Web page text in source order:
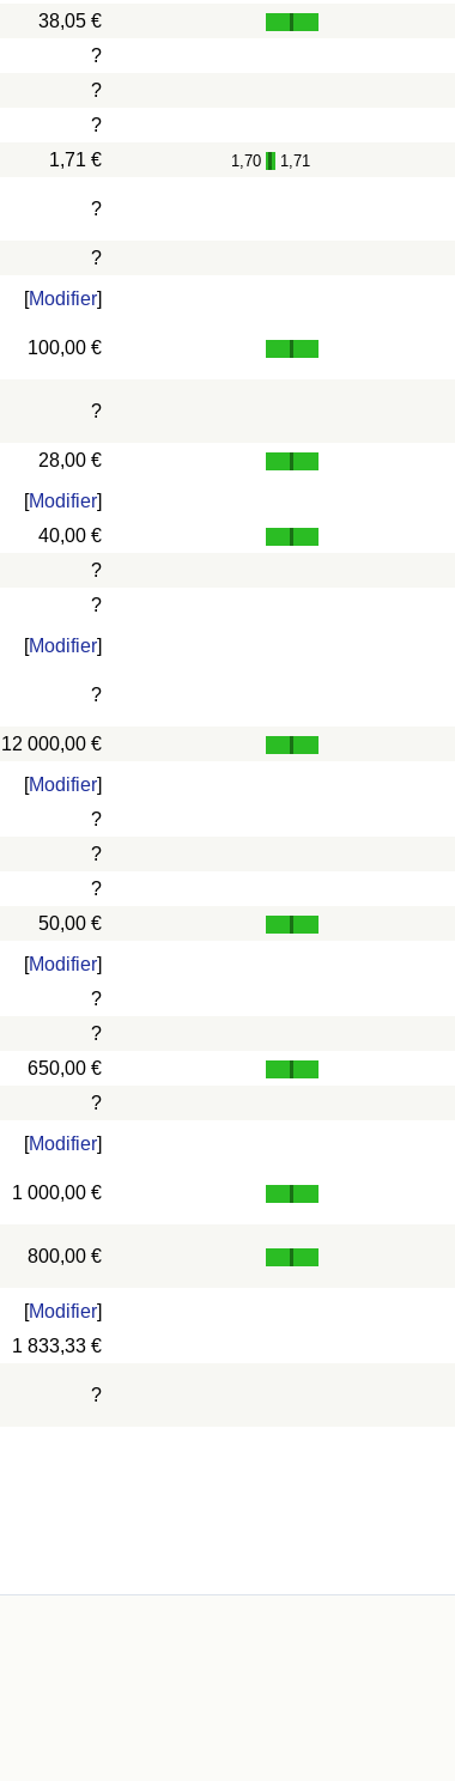
38,05 €
?
?
?
1,71 € 1,70 - 1,71
?
?
[Modifier]
100,00 €
?
28,00 €
[Modifier]
40,00 €
?
?
[Modifier]
?
12 000,00 €
[Modifier]
?
?
?
50,00 €
[Modifier]
?
?
650,00 €
?
[Modifier]
1 000,00 €
800,00 €
[Modifier]
1 833,33 €
?